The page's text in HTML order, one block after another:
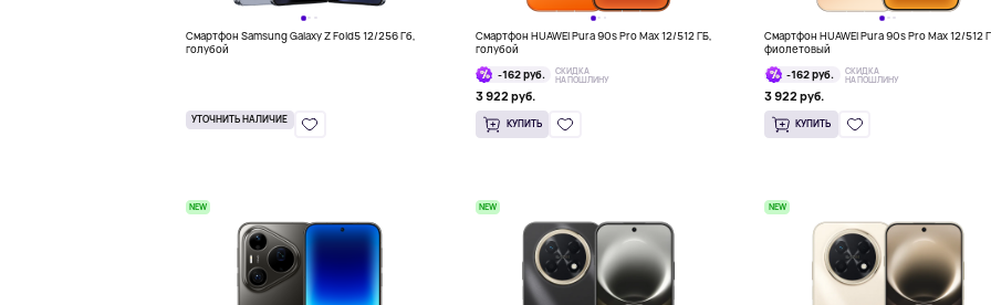
Смартфон Samsung Galaxy Z Fold5 12/256 Гб,
голубой
УТОЧНИТЬ НАЛИЧИЕ
Смартфон HUAWEI Pura 90s Pro Max 12/512 ГБ,
голубой
-162 руб.
СКИДКА
НА ПОШЛИНУ
3 922 руб.
КУПИТЬ
Смартфон HUAWEI Pura 90s Pro Max 12/512
фиолетовый
-162 руб.
СКИДКА
НА ПОШЛИНУ
3 922 руб.
КУПИТЬ
NEW NEW NEW